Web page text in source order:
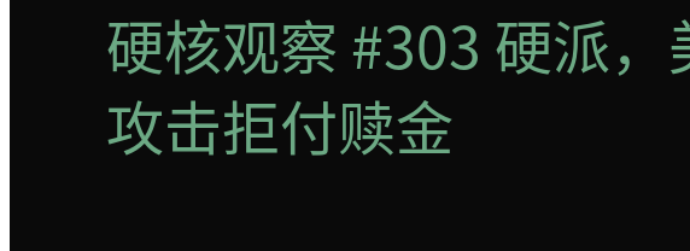
硬核观察 #303 硬派
攻击拒付赎金